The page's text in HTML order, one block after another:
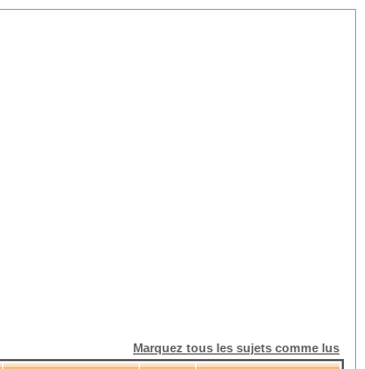
Marquez tous les sujets comme lus